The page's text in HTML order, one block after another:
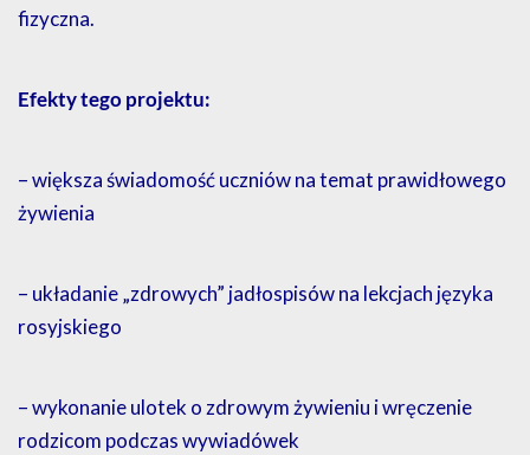
fizyczna.
Efekty tego projektu:
– większa świadomość uczniów na temat prawidłowego
żywienia
– układanie „zdrowych” jadłospisów na lekcjach języka
rosyjskiego
– wykonanie ulotek o zdrowym żywieniu i wręczenie
rodzicom podczas wywiadówek